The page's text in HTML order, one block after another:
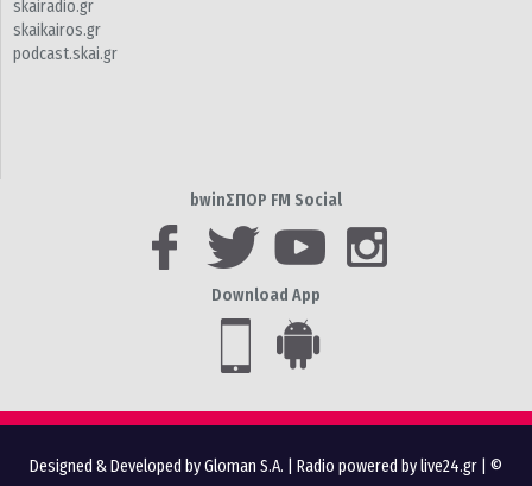
skairadio.gr
skaikairos.gr
podcast.skai.gr
bwinΣΠΟΡ FM Social
Download App
Designed & Developed by Gloman S.A. Radio powered by live24.gr | ©